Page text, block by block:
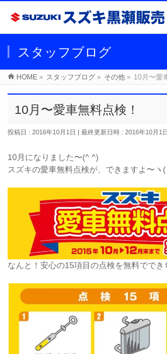
スタッフブログ
HOME » スタッフブログ » その他 » 10月〜愛
10月〜愛車無料点検！
投稿日 : 2016年10月1日 最終更新日時 : 2016年10月1日
10月になりました〜(^ ^)
スズキの愛車無料点検が、できますよ〜ヽ
なんと！安心の15項目の点検を無料ででき